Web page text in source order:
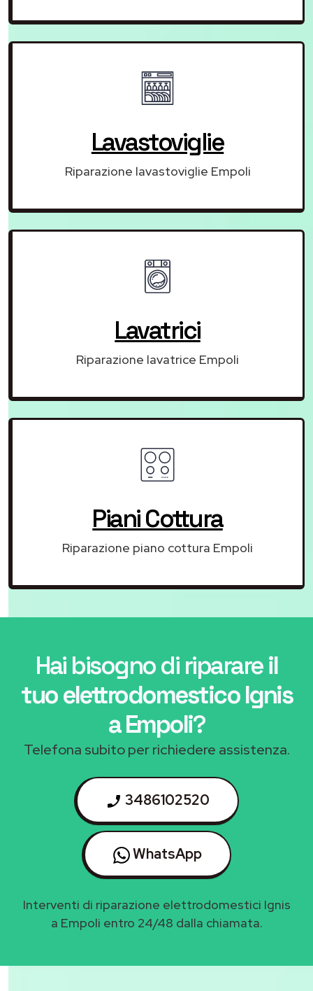
Lavastoviglie
Riparazione lavastoviglie Empoli
Lavatrici
Riparazione lavatrice Empoli
Piani Cottura
Riparazione piano cottura Empoli
Hai bisogno di riparareil
tuo elettrodomestico Ignis
a Empoli?
Telefona subito per richiedere assistenza.
3486102520
WhatsApp
Interventi di riparazione elettrodomestici Ignis
a Empoli entro 24/48 dalla chiamata.